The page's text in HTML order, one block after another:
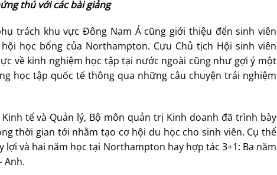
thú với các bài giảng
trách khu vực Đông Nam Á cũng giới thiệu đến sinh viên
học bổng của Northampton. Cựu Chủ tịch Hội sinh viên
về kinh nghiệm học tập tại nước ngoài cũng như gợi ý một
học tập quốc tế thông qua những câu chuyện trải nghiệm
tế và Quản lý, Bộ môn quản trị Kinh doanh đã trình bày
thời gian tới nhằm tạo cơ hội du học cho sinh viên. Cụ thể
và hai năm học tại Northampton hay hợp tác 3+1: Ba năm
Anh.